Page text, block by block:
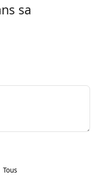
sa
Tous